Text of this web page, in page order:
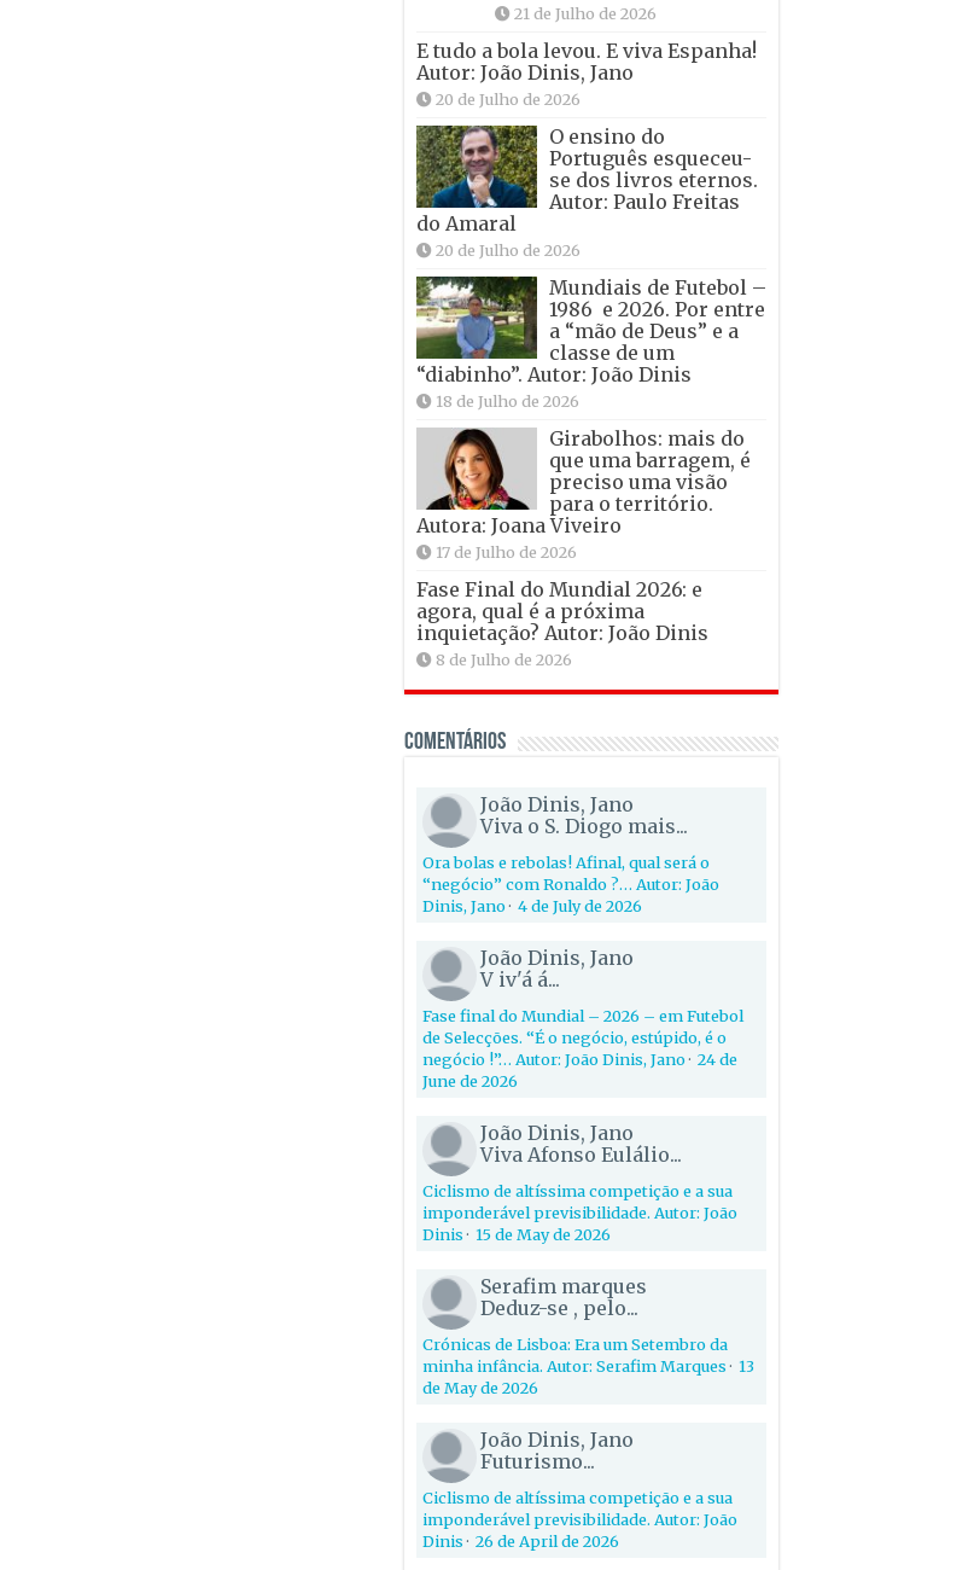
21 de Julho de 2026
E tudo a bola levou. E viva Espanha!
Autor: João Dinis, Jano
20 de Julho de 2026
O ensino do
Português esqueceu-
se dos livros eternos.
Autor: Paulo Freitas
do Amaral
20 de Julho de 2026
Mundiais de Futebol –
1986 e 2026. Por entre
a “mão de Deus” e a
classe de um
“diabinho”. Autor: João Dinis
18 de Julho de 2026
Girabolhos: mais do
que uma barragem, é
preciso uma visão
para o território.
Autora: Joana Viveiro
17 de Julho de 2026
Fase Final do Mundial 2026: e
agora, qual é a próxima
inquietação? Autor: João Dinis
8 de Julho de 2026
Comentários
João Dinis, Jano
Viva o S. Diogo mais...
Ora bolas e rebolas! Afinal, qual será o
“negócio” com Ronaldo ?… Autor: João
Dinis, Jano· 4 de July de 2026
João Dinis, Jano
V iv'á á...
Fase final do Mundial – 2026 – em Futebol
de Selecções. “É o negócio, estúpido, é o
negócio !”… Autor: João Dinis, Jano· 24 de
June de 2026
João Dinis, Jano
Viva Afonso Eulálio...
Ciclismo de altíssima competição e a sua
imponderável previsibilidade. Autor: João
Dinis· 15 de May de 2026
Serafim marques
Deduz-se , pelo...
Crónicas de Lisboa: Era um Setembro da
minha infância. Autor: Serafim Marques· 13
de May de 2026
João Dinis, Jano
Futurismo...
Ciclismo de altíssima competição e a sua
imponderável previsibilidade. Autor: João
Dinis· 26 de April de 2026